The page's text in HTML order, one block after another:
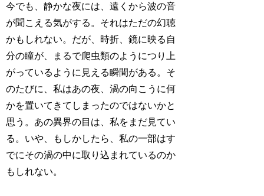
今でも、静かな夜には、遠くから波の音
が聞こえる気がする。それはただの幻聴
かもしれない。だが、時折、鏡に映る自
分の瞳が、まるで爬虫類のようにつり上
がっているように見える瞬間がある。そ
のたびに、私はあの夜、渦の向こうに何
かを置いてきてしまったのではないかと
思う。あの異界の目は、私をまだ見てい
る。いや、もしかしたら、私の一部はす
でにその渦の中に取り込まれているのか
もしれない。